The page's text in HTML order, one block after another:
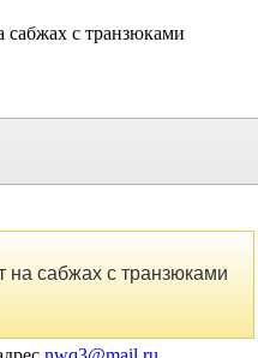
с транзюками
на сабжах с транзюками